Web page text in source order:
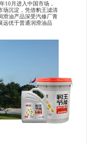
10月进入中国市场，
场沉淀，凭借豹王滤清
滑油产品深受汽修厂青
远优于普通润滑油品